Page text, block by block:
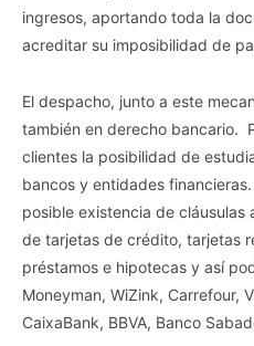
ingresos, aportando toda la
acreditar su imposibilidad de
El despacho, junto a este
también en derecho bancario.
clientes la posibilidad de
bancos y entidades
posible existencia de cláusulas
de tarjetas de crédito, tarjetas
préstamos e hipotecas y así
Moneyman, WiZink, Carrefour,
CaixaBank, BBVA, Banco